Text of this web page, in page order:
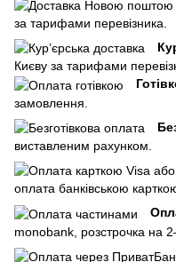
за тарифами перевізника.
Києву за тарифами
замовлення.
виставленим рахунком.
оплата банківською
monobank, розстрочка на